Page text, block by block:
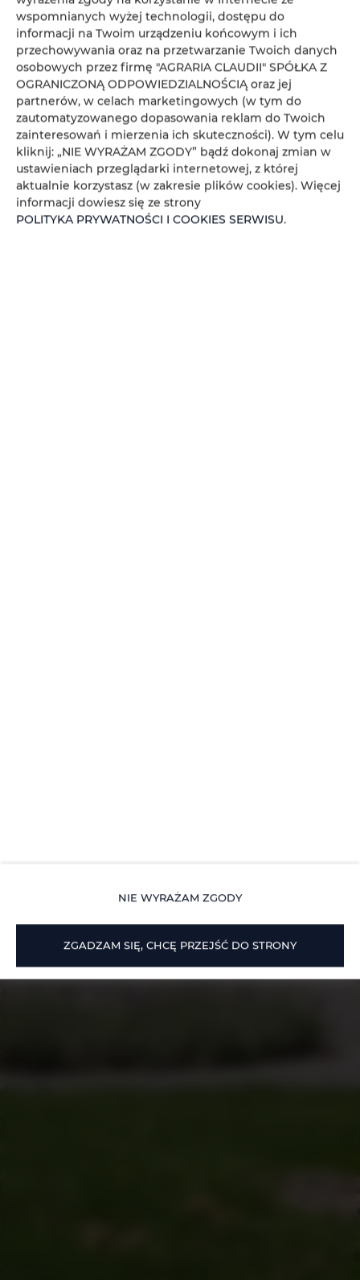
REZYDENCJA PALAC LUCJA BB
SELF CHECK-IN BED AND
BREAKFAST
wspomnianych wyżej technologii, dostępu do
informacji na Twoim urządzeniu końcowym i ich
przechowywania oraz na przetwarzanie Twoich danych
osobowych przez firmę "AGRARIA CLAUDII" SPÓŁKA Z
OGRANICZONĄ ODPOWIEDZIALNOŚCIĄ oraz jej
partnerów, w celach marketingowych (w tym do
zautomatyzowanego dopasowania reklam do Twoich
zainteresowań i mierzenia ich skuteczności). W tym celu
kliknij: „NIE WYRAŻAM ZGODY” bądź dokonaj zmian w
ustawieniach przeglądarki internetowej, z której
aktualnie korzystasz (w zakresie plików cookies). Więcej
informacji dowiesz się ze strony
POLITYKA PRYWATNOŚCI I COOKIES SERWISU.
NIE WYRAŻAM ZGODY
ZGADZAM SIĘ, CHCĘ PRZEJŚĆ DO STRONY